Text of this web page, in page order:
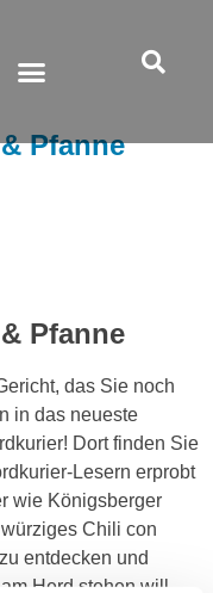
Pfanne
Pfanne
das Sie noch
in das neueste
Dort finden Sie
Lesern erprobt
wie Königsberger
Chili con
entdecken und
Herd stehen will –